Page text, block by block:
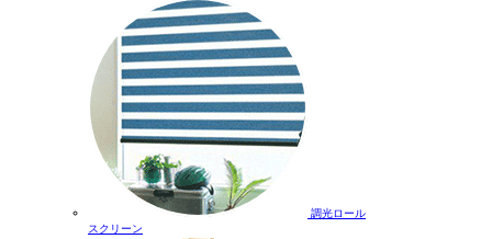
調光ロール
スクリーン